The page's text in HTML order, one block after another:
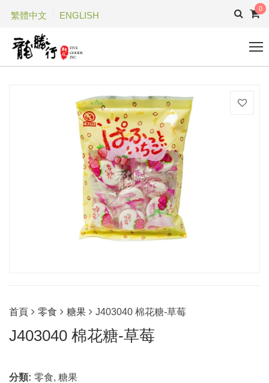
繁體中文 ENGLISH
0
首頁 零食 糖果 J403040 棉花糖-草莓
J403040 棉花糖-草莓
分類: 零食, 糖果